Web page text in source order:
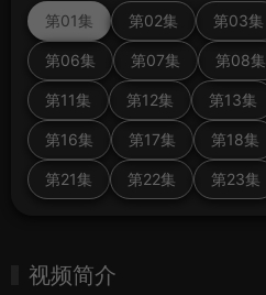
第01集 第02集 第03集
第06集 第07集 第08集
第11集 第12集 第13集
第16集 第17集 第18集
第21集 第22集 第23集
视频简介